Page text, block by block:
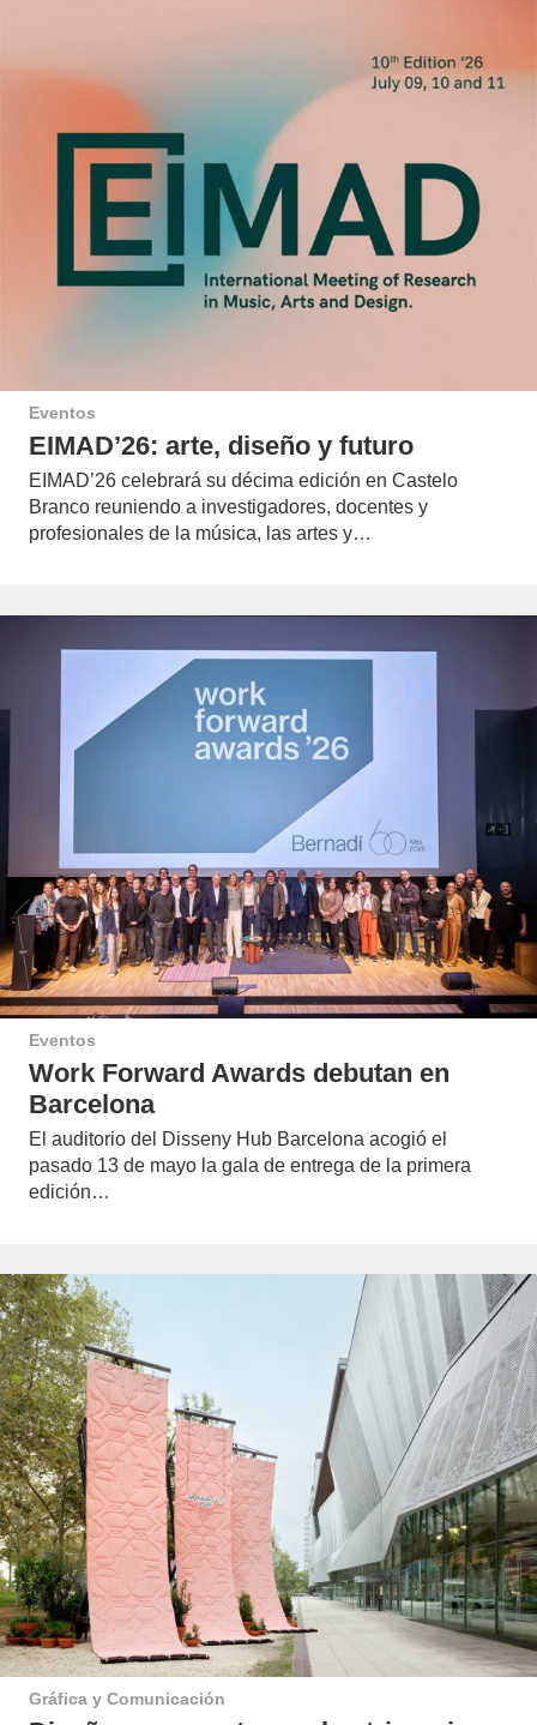
Eventos
EIMAD’26: arte, diseño y futuro
EIMAD’26 celebrará su décima edición en Castelo
Branco reuniendo a investigadores, docentes y
profesionales de la música, las artes y…
Eventos
Work Forward Awards debutan en
Barcelona
El auditorio del Disseny Hub Barcelona acogió el
pasado 13 de mayo la gala de entrega de la primera
edición…
Gráfica y Comunicación